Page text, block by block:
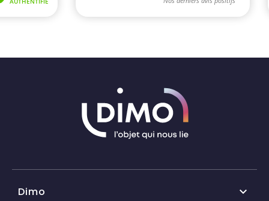
Dimo 